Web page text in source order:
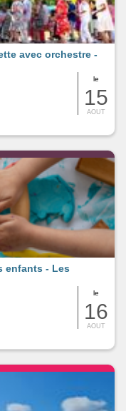
le
15
AOUT
avec orchestre -
le
16
AOUT
enfants - Les